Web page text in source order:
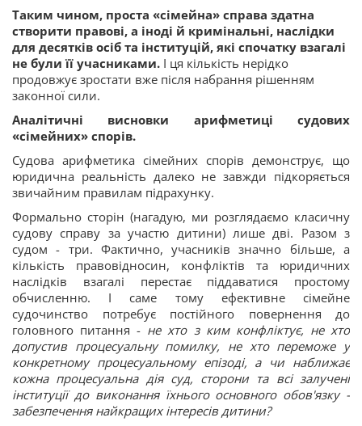
Таким чином, проста «сімейна» справа здатна
створити правові, а іноді й кримінальні, наслідки
для десятків осіб та інституцій, які спочатку взагалі
не були її учасниками. І ця кількість нерідко
продовжує зростати вже після набрання рішенням
законної сили.
Аналітичні висновки арифметиці судових
«сімейних» спорів.
Судова арифметика сімейних спорів демонструє, що
юридична реальність далеко не завжди підкоряється
звичайним правилам підрахунку.
Формально сторін (нагадую, ми розглядаємо класичну
судову справу за участю дитини) лише дві. Разом з
судом - три. Фактично, учасників значно більше, а
кількість правовідносин, конфліктів та юридичних
наслідків взагалі перестає піддаватися простому
обчисленню. І саме тому ефективне сімейне
судочинство потребує постійного повернення до
головного питання - не хто з ким конфліктує, не хто
допустив процесуальну помилку, не хто переможе у
конкретному процесуальному епізоді, а чи наближає
кожна процесуальна дія суд, сторони та всі залучені
інституції до виконання їхнього основного обов'язку -
забезпечення найкращих інтересів дитини?